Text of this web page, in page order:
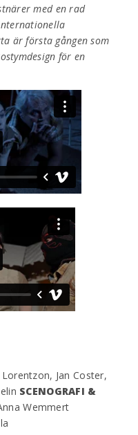
med en rad
är första gången som
för en
Jan Coster,
SCENOGRAFI &
Wemmert